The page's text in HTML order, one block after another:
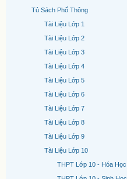
Tủ Sách Phổ Thông
Tài Liệu Lớp 1
Tài Liệu Lớp 2
Tài Liệu Lớp 3
Tài Liệu Lớp 4
Tài Liệu Lớp 5
Tài Liệu Lớp 6
Tài Liệu Lớp 7
Tài Liệu Lớp 8
Tài Liệu Lớp 9
Tài Liệu Lớp 10
THPT Lớp 10 - Hóa Học